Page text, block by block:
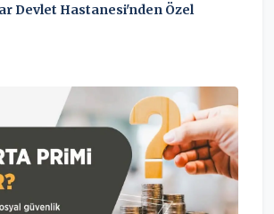
Devlet Hastanesi'nden Özel